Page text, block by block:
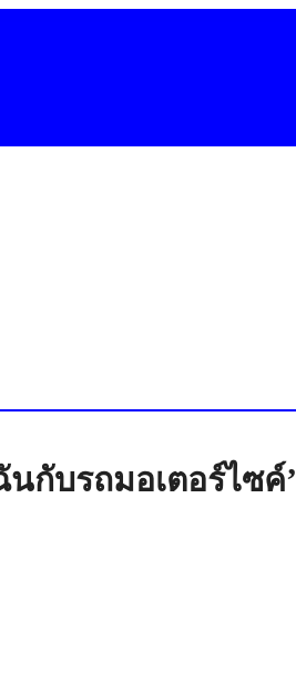
กับรถมอเตอร์ไซค์’